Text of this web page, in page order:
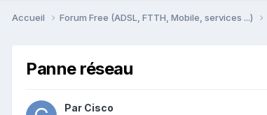
Accueil Forum Free (ADSL, FTTH, Mobile, services ...)
Panne réseau
Par Cisco